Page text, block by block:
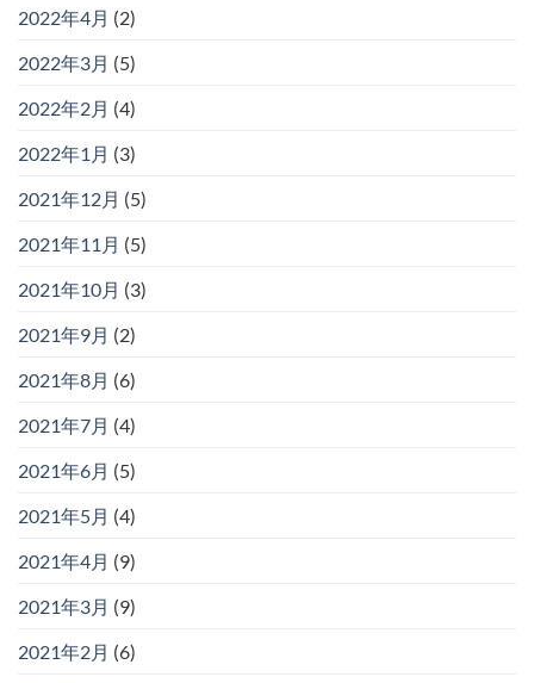
2022年4月 (2)
2022年3月 (5)
2022年2月 (4)
2022年1月 (3)
2021年12月 (5)
2021年11月 (5)
2021年10月 (3)
2021年9月 (2)
2021年8月 (6)
2021年7月 (4)
2021年6月 (5)
2021年5月 (4)
2021年4月 (9)
2021年3月 (9)
2021年2月 (6)